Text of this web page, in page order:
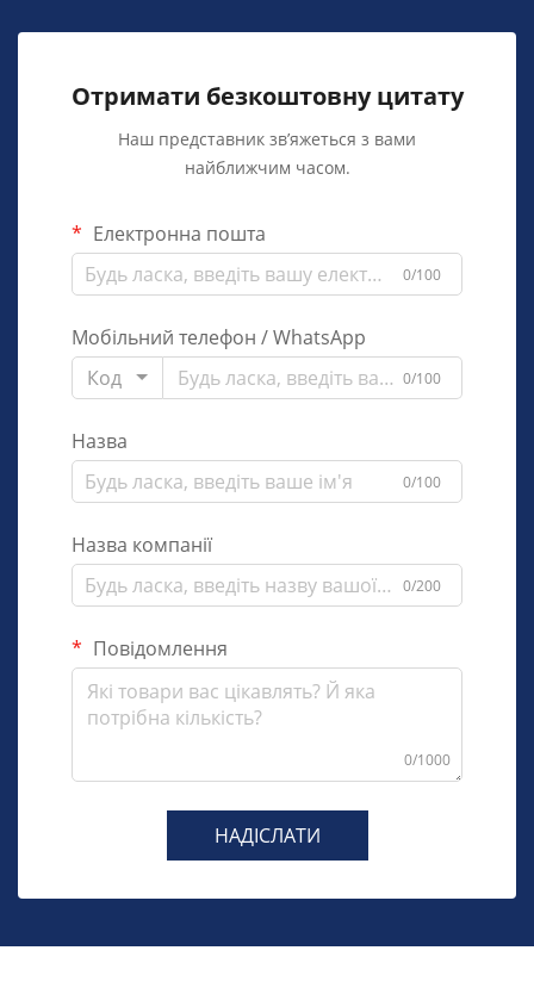
Отримати безкоштовну цитату
Наш представник зв’яжеться з вами
найближчим часом.
Електронна пошта
0/100
Мобільний телефон / WhatsApp
Код
0/100
Назва
0/100
Назва компанії
0/200
Повідомлення
0/1000
НАДІСЛАТИ